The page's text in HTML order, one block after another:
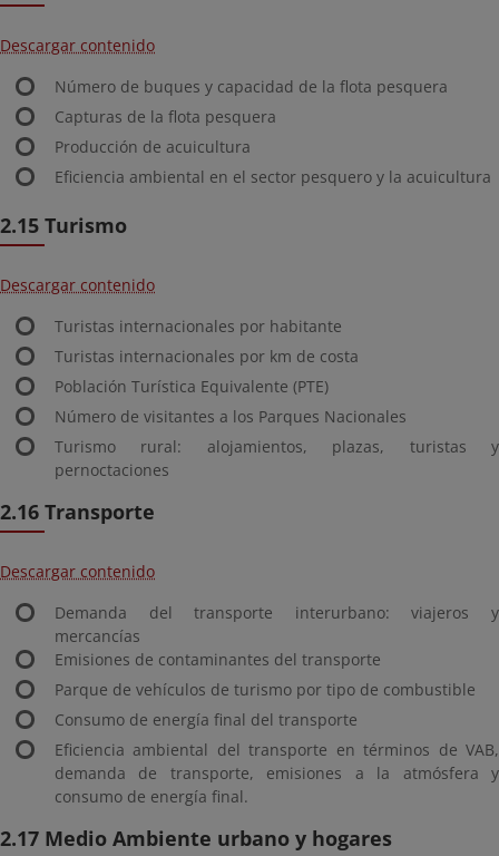
Descargar contenido
Número de buques y capacidad de la flota pesquera
Capturas de la flota pesquera
Producción de acuicultura
Eficiencia ambiental en el sector pesquero y la acuicultura
2.15 Turismo
Descargar contenido
Turistas internacionales por habitante
Turistas internacionales por km de costa
Población Turística Equivalente (PTE)
Número de visitantes a los Parques Nacionales
Turismo rural: alojamientos, plazas, turistas y
pernoctaciones
2.16 Transporte
Descargar contenido
Demanda del transporte interurbano: viajeros y
mercancías
Emisiones de contaminantes del transporte
Parque de vehículos de turismo por tipo de combustible
Consumo de energía final del transporte
Eficiencia ambiental del transporte en términos de VAB,
demanda de transporte, emisiones a la atmósfera y
consumo de energía final.
2.17 Medio Ambiente urbano y hogares